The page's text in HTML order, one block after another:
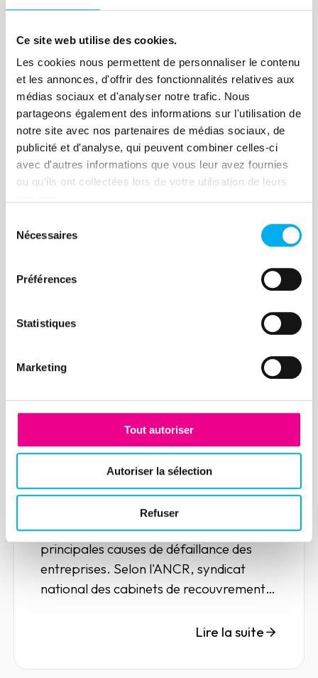
Ce site web utilise des cookies.
Les cookies nous permettent de personnaliser le contenu
et les annonces, d'offrir des fonctionnalités relatives aux
médias sociaux et d'analyser notre trafic. Nous
partageons également des informations sur l'utilisation de
notre site avec nos partenaires de médias sociaux, de
publicité et d'analyse, qui peuvent combiner celles-ci
avec d'autres informations que vous leur avez fournies
ou qu'ils ont collectées lors de votre utilisation de leurs
Nécessaires
Préférences
Statistiques
Marketing
Tout autoriser
Autoriser la sélection
Refuser
Article
Recouvrement de créances
BtoB : les procédures de
recouvrement judiciaire
12 février 2021 Risk management
procédures de recouvrement dans le
intéressons cette fois aux procédures de
Lire la suite
Article
Le rôle des procédures de
recouvrement dans le cycle
«order to cash»
16 décembre 2020
Les impayés constituent l’une des
principales causes de défaillance des
entreprises. Selon l'ANCR, syndicat
national des cabinets de recouvrement
commerciaux, les créances impayées
France.
Lire la suite